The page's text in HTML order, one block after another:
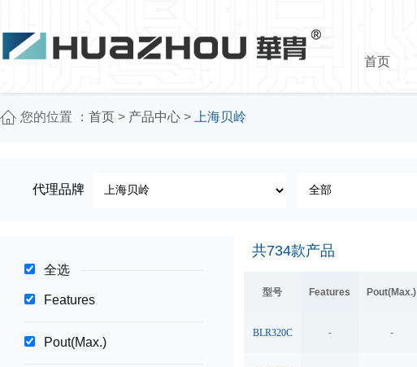
首页
您的位置 ： 首页 > 产品中心 > 上海贝岭
代理品牌
全选
Features
Pout(Max.)
共734款产品
型号 Features Pout(Max.)
BLR320C - -